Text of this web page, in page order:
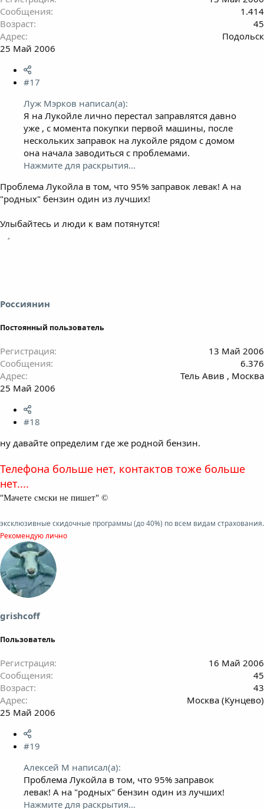
Сообщения
1.414
Возраст
45
Адрес
Подольск
25 Май 2006
#17
Луж Мэрков написал(а):
Я на Лукойле лично перестал заправлятся давно
уже , с момента покупки первой машины, после
нескольких заправок на лукойле рядом с домом
она начала заводиться с проблемами.
Нажмите для раскрытия...
Проблема Лукойла в том, что 95% заправок левак! А на
"родных" бензин один из лучших!
Улыбайтесь и люди к вам потянутся!
Россиянин
Постоянный пользователь
Регистрация
13 Май 2006
Сообщения
6.376
Адрес
Тель Авив , Москва
25 Май 2006
#18
ну давайте определим где же родной бензин.
Телефона больше нет, контактов тоже больше
нет....
"Мачете смски не пишет" ©
эксклюзивные скидочные программы (до 40%) по всем видам страхования.
Рекомендую лично
grishcoff
Пользователь
Регистрация
16 Май 2006
Сообщения
45
Возраст
43
Адрес
Москва (Кунцево)
25 Май 2006
#19
Алексей М написал(а):
Проблема Лукойла в том, что 95% заправок
левак! А на "родных" бензин один из лучших!
Нажмите для раскрытия...